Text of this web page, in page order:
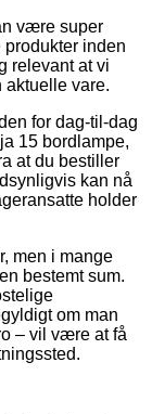
være super
inden
relevant at vi
aktuelle vare.
for dag-til-dag
15 bordlampe,
at du bestiller
kan nå
holder
men i mange
bestemt sum.
om man
– vil være at få